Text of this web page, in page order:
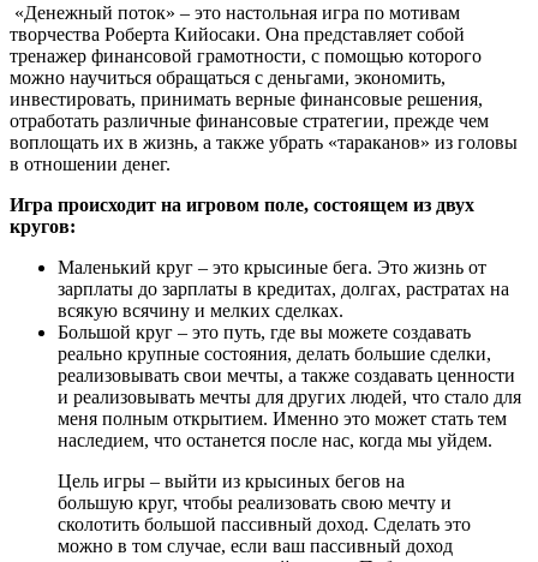
«Денежный поток» – это настольная игра по мотивам
творчества Роберта Кийосаки. Она представляет собой
тренажер финансовой грамотности, с помощью которого
можно научиться обращаться с деньгами, экономить,
инвестировать, принимать верные финансовые решения,
отработать различные финансовые стратегии, прежде чем
воплощать их в жизнь, а также убрать «тараканов» из головы
в отношении денег.
Игра происходит на игровом поле, состоящем из двух
кругов:
Маленький круг – это крысиные бега. Это жизнь от
зарплаты до зарплаты в кредитах, долгах, растратах на
всякую всячину и мелких сделках.
Большой круг – это путь, где вы можете создавать
реально крупные состояния, делать большие сделки,
реализовывать свои мечты, а также создавать ценности
и реализовывать мечты для других людей, что стало для
меня полным открытием. Именно это может стать тем
наследием, что останется после нас, когда мы уйдем.
Цель игры – выйти из крысиных бегов на
большую круг, чтобы реализовать свою мечту и
сколотить большой пассивный доход. Сделать это
можно в том случае, если ваш пассивный доход